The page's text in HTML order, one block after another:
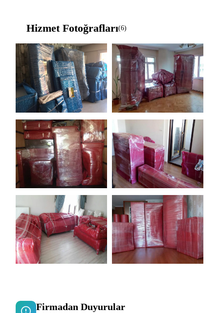
Hizmet Fotoğrafları(6)
Firmadan Duyurular